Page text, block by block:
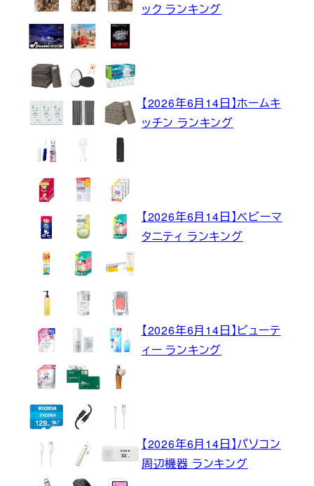
ック ランキング
【2026年6月14日】ホームキ
ッチン ランキング
【2026年6月14日】ベビーマ
タニティ ランキング
【2026年6月14日】ビューテ
ィー ランキング
【2026年6月14日】パソコン
周辺機器 ランキング